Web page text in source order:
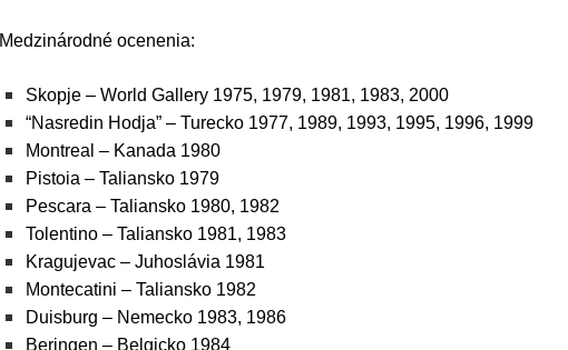
Medzinárodné ocenenia:
Skopje – World Gallery 1975, 1979, 1981, 1983, 2000
“Nasredin Hodja” – Turecko 1977, 1989, 1993, 1995, 1996, 1999
Montreal – Kanada 1980
Pistoia – Taliansko 1979
Pescara – Taliansko 1980, 1982
Tolentino – Taliansko 1981, 1983
Kragujevac – Juhoslávia 1981
Montecatini – Taliansko 1982
Duisburg – Nemecko 1983, 1986
Beringen – Belgicko 1984